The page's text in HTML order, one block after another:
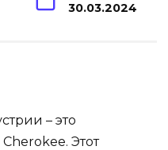
30.03.2024
– это
Этот